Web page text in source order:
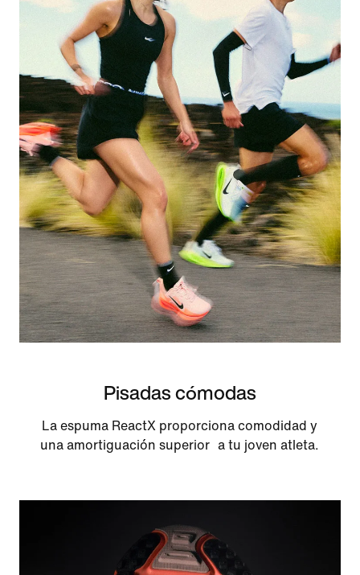
Pisadas cómodas
La espuma ReactX proporciona comodidad y
una amortiguación superior a tu joven atleta.